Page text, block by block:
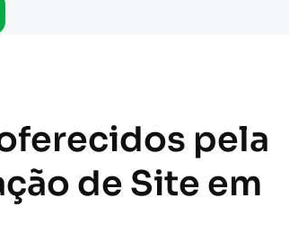
pela
de Site em